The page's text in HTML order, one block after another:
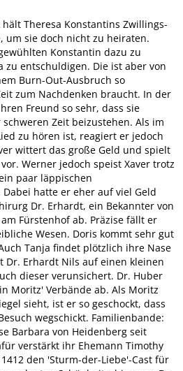
Theresa Konstantins Zwillings-
um sie doch nicht zu heiraten.
Konstantin dazu zu
zu entschuldigen. Die ist aber von
Burn-Out-Ausbruch so
zum Nachdenken braucht. In der
Freund so sehr, dass sie
Zeit beizustehen. Als im
zu hören ist, reagiert er jedoch
wittert das große Geld und spielt
Werner jedoch speist Xaver trotz
paar läppischen
hatte er eher auf viel Geld
Dr. Erhardt, ein Bekannter von
Fürstenhof ab. Präzise fällt er
Wesen. Doris kommt sehr gut
Tanja findet plötzlich ihre Nase
Dr. Erhardt Nils auf einen kleinen
dieser verunsichert. Dr. Huber
Moritz' Verbände ab. Als Moritz
sieht, ist er so geschockt, dass
wegschickt. Familienbande:
Barbara von Heidenberg seit
verstärkt ihr Ehemann Timothy
den 'Sturm-der-Liebe'-Cast für